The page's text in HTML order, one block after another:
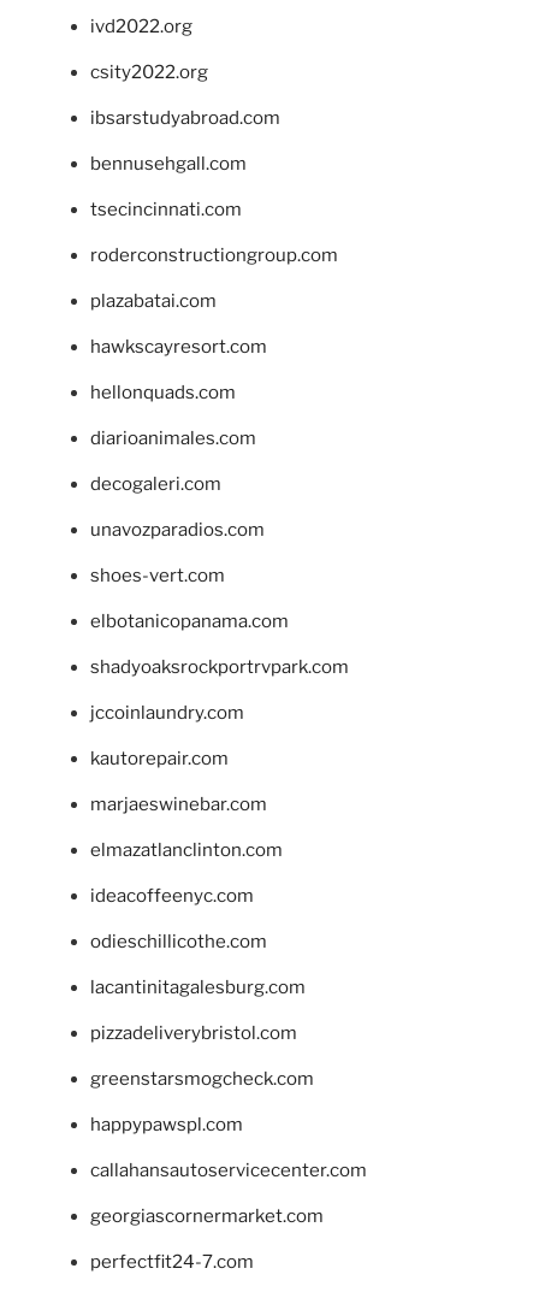
ivd2022.org
csity2022.org
ibsarstudyabroad.com
bennusehgall.com
tsecincinnati.com
roderconstructiongroup.com
plazabatai.com
hawkscayresort.com
hellonquads.com
diarioanimales.com
decogaleri.com
unavozparadios.com
shoes-vert.com
elbotanicopanama.com
shadyoaksrockportrvpark.com
jccoinlaundry.com
kautorepair.com
marjaeswinebar.com
elmazatlanclinton.com
ideacoffeenyc.com
odieschillicothe.com
lacantinitagalesburg.com
pizzadeliverybristol.com
greenstarsmogcheck.com
happypawspl.com
callahansautoservicecenter.com
georgiascornermarket.com
perfectfit24-7.com